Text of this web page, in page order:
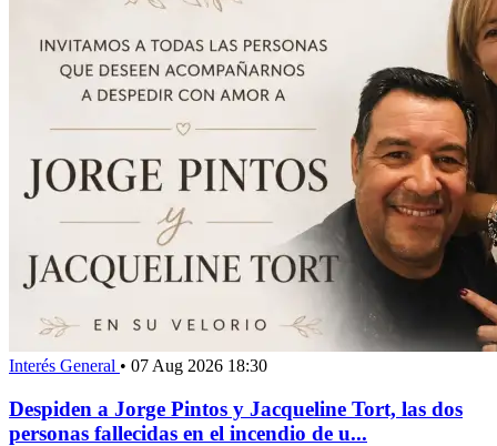
Interés General • 07 Aug 2026 18:30
Despiden a Jorge Pintos y Jacqueline Tort, las dos
personas fallecidas en el incendio de u...